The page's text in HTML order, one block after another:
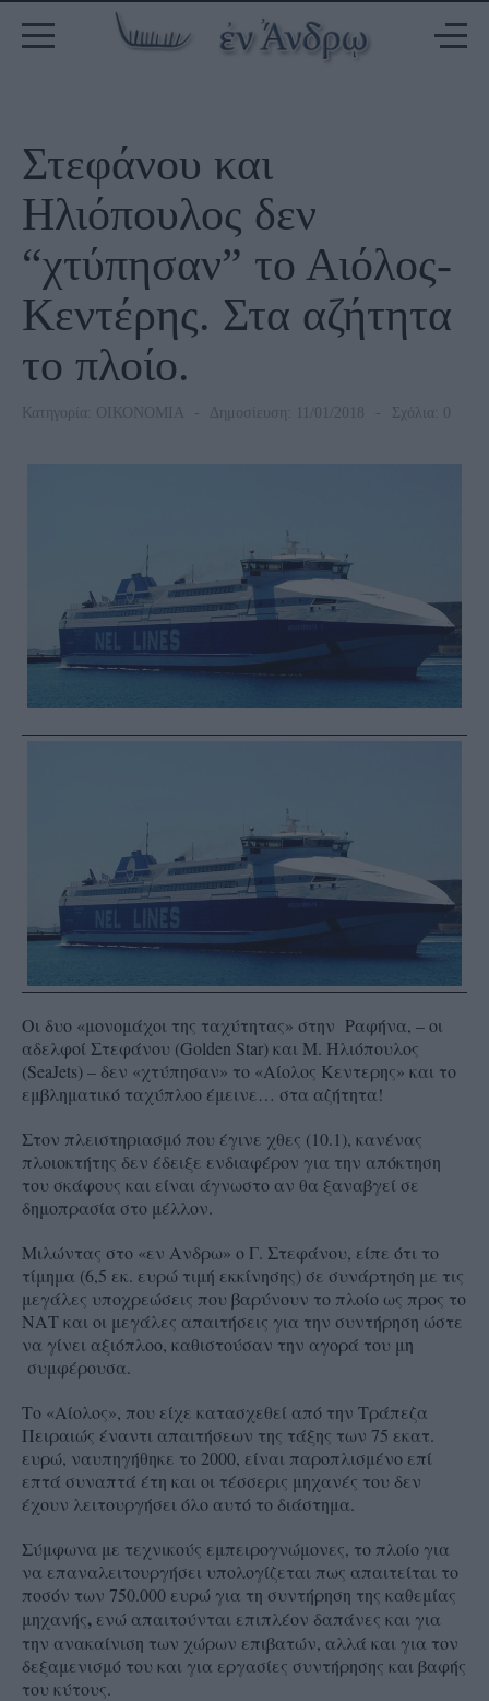
Στεφάνου και
Ηλιόπουλος δεν
“χτύπησαν” το Αιόλος-
Κεντέρης. Στα αζήτητα
το πλοίο.
Κατηγορία: ΟΙΚΟΝΟΜΙΑ Δημοσίευση: 11/01/2018 Σχόλια: 0
Οι δυο «μονομάχοι της ταχύτητας» στην Ραφήνα, – οι
αδελφοί Στεφάνου (Golden Star) και Μ. Ηλιόπουλος
(SeaJets) – δεν «χτύπησαν» το «Αίολος Κεντερης» και το
εμβληματικό ταχύπλοο έμεινε… στα αζήτητα!
Στον πλειστηριασμό που έγινε χθες (10.1), κανένας
πλοιοκτήτης δεν έδειξε ενδιαφέρον για την απόκτηση
του σκάφους και είναι άγνωστο αν θα ξαναβγεί σε
δημοπρασία στο μέλλον.
Μιλώντας στο «εν Ανδρω» ο Γ. Στεφάνου, είπε ότι το
τίμημα (6,5 εκ. ευρώ τιμή εκκίνησης) σε συνάρτηση με τις
μεγάλες υποχρεώσεις που βαρύνουν το πλοίο ως προς το
ΝΑΤ και οι μεγάλες απαιτήσεις για την συντήρηση ώστε
να γίνει αξιόπλοο, καθιστούσαν την αγορά του μη
συμφέρουσα.
Το «Αίολος», που είχε κατασχεθεί από την Τράπεζα
Πειραιώς έναντι απαιτήσεων της τάξης των 75 εκατ.
ευρώ, ναυπηγήθηκε το 2000, είναι παροπλισμένο επί
επτά συναπτά έτη και οι τέσσερις μηχανές του δεν
έχουν λειτουργήσει όλο αυτό το διάστημα.
Σύμφωνα με τεχνικούς εμπειρογνώμονες, το πλοίο για
να επαναλειτουργήσει υπολογίζεται πως απαιτείται το
ποσόν των 750.000 ευρώ για τη συντήρηση της καθεμίας
μηχανής, ενώ απαιτούνται επιπλέον δαπάνες και για
την ανακαίνιση των χώρων επιβατών, αλλά και για τον
δεξαμενισμό του και για εργασίες συντήρησης και βαφής
του κύτους.